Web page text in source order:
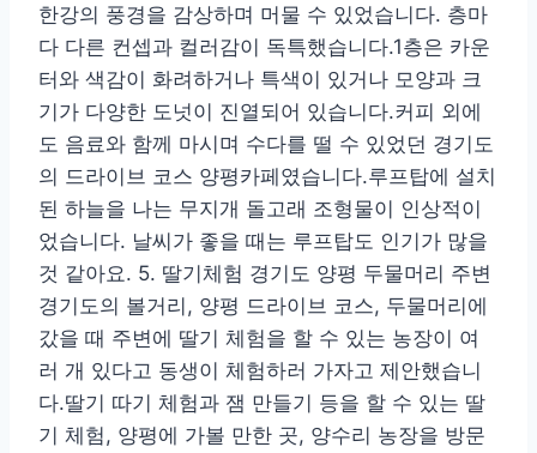
한강의 풍경을 감상하며 머물 수 있었습니다. 층마
다 다른 컨셉과 컬러감이 독특했습니다.1층은 카운
터와 색감이 화려하거나 특색이 있거나 모양과 크
기가 다양한 도넛이 진열되어 있습니다.커피 외에
도 음료와 함께 마시며 수다를 떨 수 있었던 경기도
의 드라이브 코스 양평카페였습니다.루프탑에 설치
된 하늘을 나는 무지개 돌고래 조형물이 인상적이
었습니다. 날씨가 좋을 때는 루프탑도 인기가 많을
것 같아요. 5. 딸기체험 경기도 양평 두물머리 주변
경기도의 볼거리, 양평 드라이브 코스, 두물머리에
갔을 때 주변에 딸기 체험을 할 수 있는 농장이 여
러 개 있다고 동생이 체험하러 가자고 제안했습니
다.딸기 따기 체험과 잼 만들기 등을 할 수 있는 딸
기 체험, 양평에 가볼 만한 곳, 양수리 농장을 방문